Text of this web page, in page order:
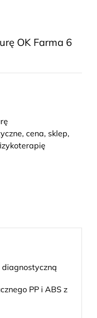
OK Farma 6
, cena, sklep,
PP i ABS z